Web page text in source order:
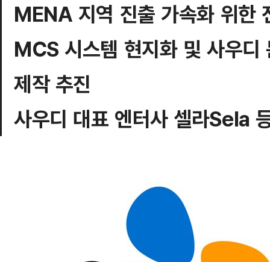
MENA 지역 진출 가속화 위한
MCS 시스템 현지화 및 사우디
제작 추진
사우디 대표 엔터사 셀라Sela